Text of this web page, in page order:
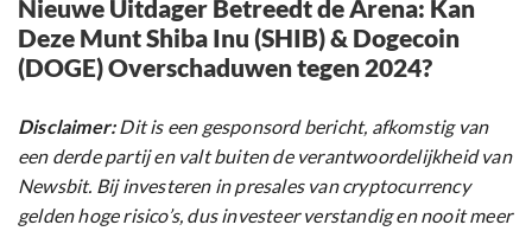
Nieuwe Uitdager Betreedt de Arena: Kan
Deze Munt Shiba Inu (SHIB) & Dogecoin
(DOGE) Overschaduwen tegen 2024?
Disclaimer:Dit is een gesponsord bericht, afkomstig van
een derde partij en valt buiten de verantwoordelijkheid van
Newsbit. Bij investeren in presales van cryptocurrency
gelden hoge risico’s, dus investeer verstandig en nooit meer